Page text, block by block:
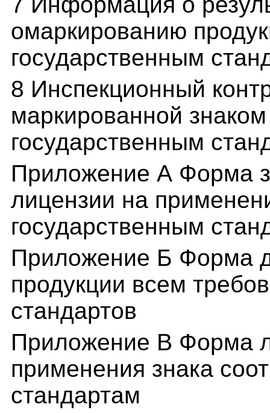
омаркированию
государственным
8 Инспекционный
маркированной знаком
государственным
Приложение А Форма
лицензии на
государственным
Приложение Б Форма
продукции всем
стандартов
Приложение В Форма
применения знака
стандартам